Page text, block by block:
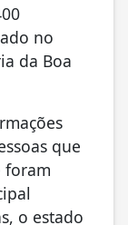
no
da Boa
que
foram
o estado